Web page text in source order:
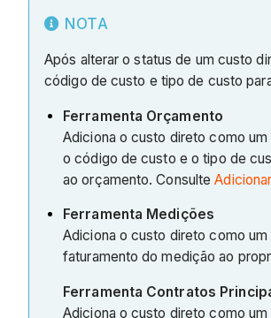
NOTA
Após alterar o status de um custo
código de custo e tipo de custo
Ferramenta Orçamento
Adiciona o custo direto como
o código de custo e o tipo de
ao orçamento. Consulte
Ferramenta Medições
Adiciona o custo direto como
faturamento do medição ao
Ferramenta Contratos
Adiciona o custo direto como